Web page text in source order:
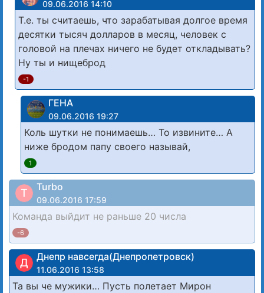
09.06.2016 14:10
Т.е. ты считаешь, что зарабатывая долгое время
десятки тысяч долларов в месяц, человек с
головой на плечах ничего не будет откладывать?
Ну ты и нищеброд
-1
ГЕНА
09.06.2016 19:27
Коль шутки не понимаешь… То извините… А
ниже бродом папу своего называй,
1
T Turbo
09.06.2016 17:59
Команда выйдит не раньше 20 числа
-6
Д Днепр навсегда(Днепропетровск)
11.06.2016 13:58
Та вы че мужики… Пусть полетает Мирон